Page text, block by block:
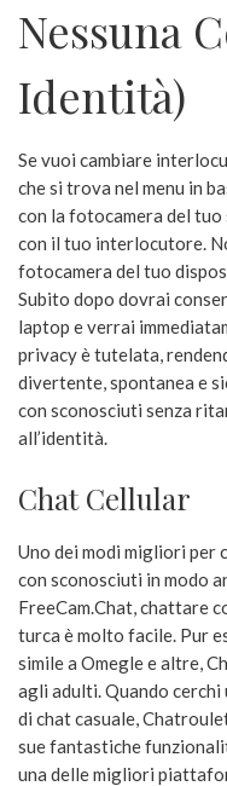
Nessuna
Identità)
Se vuoi cambiare
che si trova nel menu in
con la fotocamera del tuo
con il tuo interlocutore.
fotocamera del tuo
Subito dopo dovrai
laptop e verrai
privacy è tutelata,
divertente, spontanea e
con sconosciuti senza
all’identità.
Chat Cellular
Uno dei modi migliori per
con sconosciuti in modo
FreeCam.Chat, chattare
turca è molto facile. Pur
simile a Omegle e altre,
agli adulti. Quando
di chat casuale,
sue fantastiche
una delle migliori